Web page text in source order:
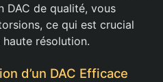
DAC de qualité, vous
ce qui est crucial
haute résolution.
d’un DAC Efficace